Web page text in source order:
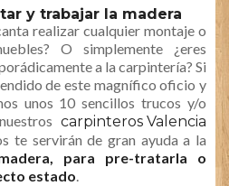
y trabajar la madera
realizar cualquier montaje o
O simplemente ¿eres
a la carpintería? Si
de este magnífico oficio y
unos 10 sencillos trucos y/o
carpinteros Valencia
te servirán de gran ayuda a la
para pre-tratarla o
estado.